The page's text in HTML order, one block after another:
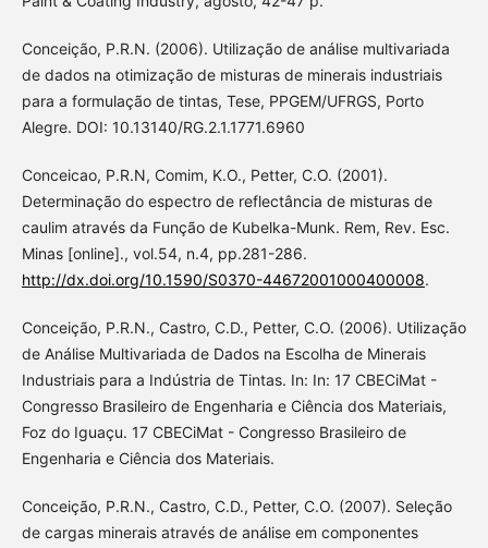
Conceição, P.R.N. (2006). Utilização de análise multivariada
de dados na otimização de misturas de minerais industriais
para a formulação de tintas, Tese, PPGEM/UFRGS, Porto
Alegre. DOI: 10.13140/RG.2.1.1771.6960
Conceicao, P.R.N, Comim, K.O., Petter, C.O. (2001).
Determinação do espectro de reflectância de misturas de
caulim através da Função de Kubelka-Munk. Rem, Rev. Esc.
Minas [online]., vol.54, n.4, pp.281-286.
http://dx.doi.org/10.1590/S0370-44672001000400008.
Conceição, P.R.N., Castro, C.D., Petter, C.O. (2006). Utilização
de Análise Multivariada de Dados na Escolha de Minerais
Industriais para a Indústria de Tintas. In: In: 17 CBECiMat -
Congresso Brasileiro de Engenharia e Ciência dos Materiais,
Foz do Iguaçu. 17 CBECiMat - Congresso Brasileiro de
Engenharia e Ciência dos Materiais.
Conceição, P.R.N., Castro, C.D., Petter, C.O. (2007). Seleção
de cargas minerais através de análise em componentes